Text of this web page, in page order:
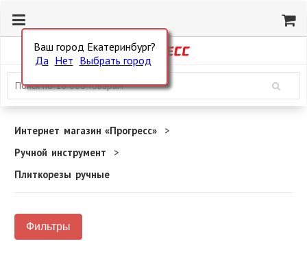
Ваш город Екатеринбург?
Да Нет Выбрать город
Интернет магазин «Прогресс»
Ручной инструмент
Плиткорезы ручные
Фильтры